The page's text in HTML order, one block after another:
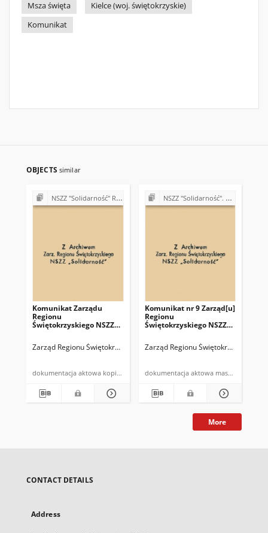
Msza święta
Kielce (woj. świętokrzyskie)
Komunikat
OBJECTS similar
NSZZ "Solidarność" Region Świętokrzyski (sprawy organizacyjne)
Komunikat Zarządu
Regionu
Świętokrzyskiego NSZZ
Zarząd Regionu Świętokrzyskiego NSZZ "Solidarność"
dokumentacja aktowa kopia maszynopisu
NSZZ "Solidarność". Zarząd Regionu Świętokrzyskiego (1980-1981)
Komunikat nr 9 Zarząd[u]
Regionu
Świętokrzyskiego NSZZ
Zarząd Regionu Świętokrzyskiego
dokumentacja aktowa
More
CONTACT DETAILS
Address